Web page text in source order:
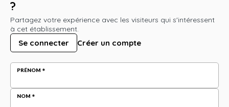
?
Partagez votre expérience avec les visiteurs qui s'intéressent
à cet établissement.
Se connecter Créer un compte
PRÉNOM
NOM